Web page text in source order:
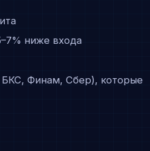
ниже входа
БКС, Финам, Сбер), которые